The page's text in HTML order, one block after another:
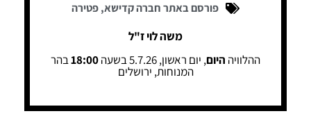
פורסם באתר חברה קדישא,פטירה
משה לוי ז"ל
ההלוויה היום, יום ראשון, 5.7.26 בשעה 18:00בהר
המנוחות, ירושלים